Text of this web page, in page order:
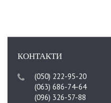
КОНТАКТИ
(050) 222-95-20
(063) 686-74-64
(096) 326-57-88